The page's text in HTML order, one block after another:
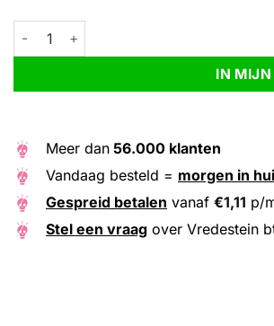
Vredestein btb Next 40-622 zwart refl
IN MIJN
Alternative:
Meer dan 56.000 klanten
Vandaag besteld = morgen in
Gespreid betalen vanaf €1,11 p/
Stel een vraag over Vredestein